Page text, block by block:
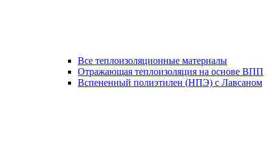
Все теплоизоляционные материалы
Отражающая теплоизоляция на основе ВПП
Вспененный полиэтилен (НПЭ) с Лавсаном